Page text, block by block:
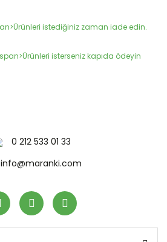
0 212 533 01 33
info@maranki.com